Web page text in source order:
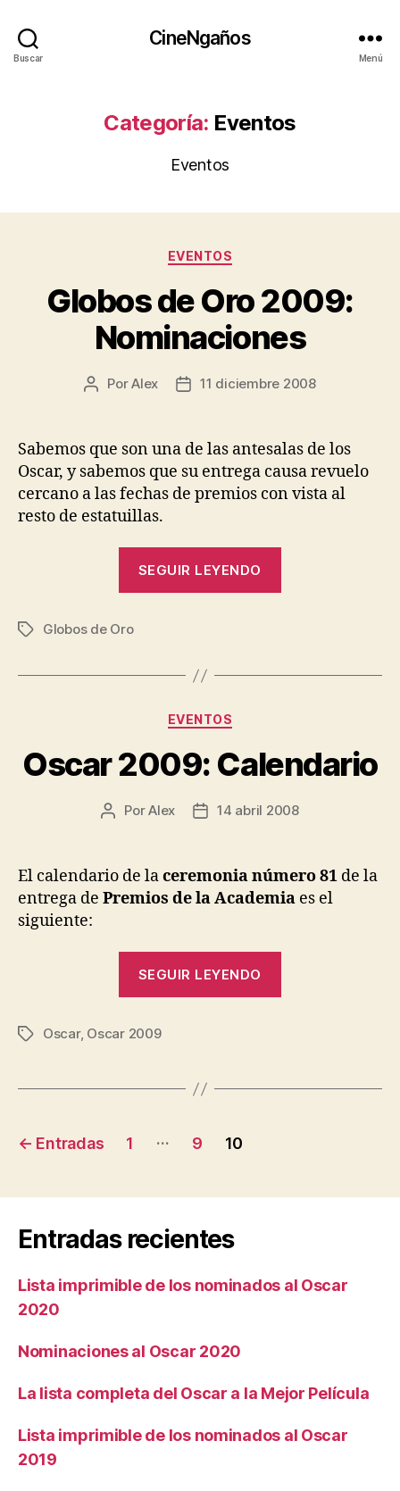
Buscar
CineNgaños
Menú
Categoría: Eventos
Eventos
Categorías
EVENTOS
Globos de Oro 2009:
Nominaciones
Autor
entrada
PorAlex
Fecha
entrada
11 diciembre 2008
Sabemos que son una de las antesalas de los
Oscar, y sabemos que su entrega causa revuelo
cercano a las fechas de premios con vista al
resto de estatuillas.
SEGUIR LEYENDO
Etiquetas
Globos de Oro
Categorías
EVENTOS
Oscar 2009: Calendario
Autor
entrada
PorAlex
Fecha
entrada
14 abril 2008
El calendario de laceremonia número 81 de la
entrega de Premios de la Academia es el
siguiente:
SEGUIR LEYENDO
Etiquetas
Oscar, Oscar 2009
Navegación
entradas
← Entradas 1 … 9 10
Entradas recientes
Lista imprimible de los nominados al Oscar
2020
Nominaciones al Oscar 2020
La lista completa del Oscar a la Mejor Película
Lista imprimible de los nominados al Oscar
2019